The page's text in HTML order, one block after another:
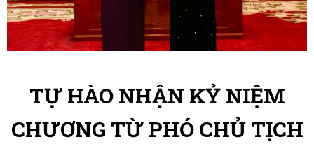
TỰ HÀO NHẬN KỶ NIỆM
CHƯƠNG TỪ PHÓ CHỦ TỊCH